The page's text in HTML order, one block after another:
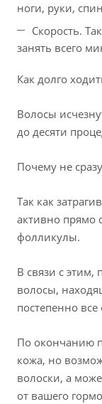
ноги, руки,
Скорость.
занять всего
Как долго
Волосы
до десяти
Почему не
Так как
активно прямо
фолликулы.
В связи с этим,
волосы,
постепенно
По окончанию
кожа, но
волоски, а
от вашего